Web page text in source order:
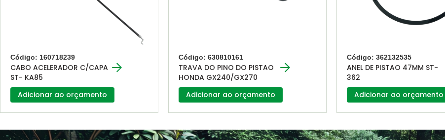
Código: 160718239
CABO ACELERADOR C/CAPA
ST- KA85
Adicionar ao orçamento
Código: 630810161
TRAVA DO PINO DO PISTAO
HONDA GX240/GX270
Adicionar ao orçamento
Código: 362132535
ANEL DE PISTAO 47MM ST-
362
Adicionar ao orçamento